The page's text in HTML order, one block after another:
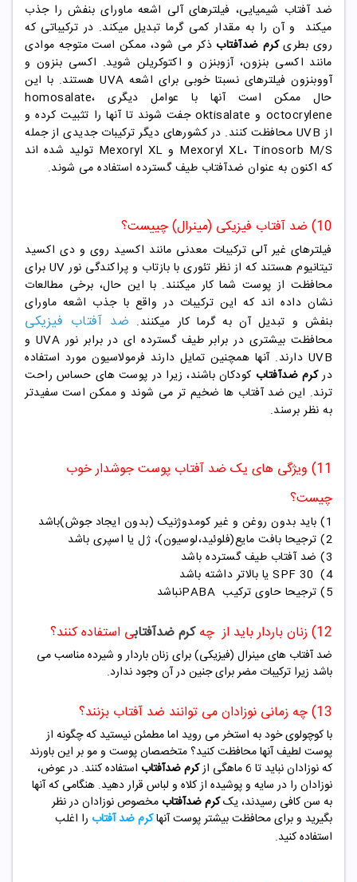
ضد آفتاب شیمیایی، فیلترهای آلی اشعه ماورای بنفش را جذب
میکند و آن را به مقدار کمی گرما تبدیل میکند. در ترکیباتی که
روی بطریکرم ضدآفتاب ذکر می شود، ممکن است متوجه موادی
مانند اکسی بنزون، آزوبنزن و اکتوکریلن شوید. اکسی بنزون و
آووبنزون فیلترهای نسبتا خوبی برای اشعه UVA هستند. با این
حال ممکن است آنها با عوامل دیگری homosalate،
octocrylene و oktisalate جفت شوند تا آنها را تثبیت کرده و
از UVB محافظت کنند. در کشورهای دیگر ترکیبات جدیدی از جمله
Mexoryl XL، Tinosorb M/S و Mexoryl XL تولید شده اند
که اکنون به عنوان ضدآفتاب طیف گسترده استفاده می شوند.
10) ضد آفتاب فیزیکی (مینرال) چییست؟
فیلترهای غیر آلی ترکیبات معدنی مانند اکسید روی و دی اکسید
تیتانیوم هستند که از نظر تئوری با بازتاب و پراکندگی نور UV برای
محافظت از پوست شما کار میکنند. با این حال، برخی مطالعات
نشان داده اند که این ترکیبات در واقع با جذب اشعه ماورای
بنفش و تبدیل آن به گرما کار میکنند. ضد آفتاب فیزیکی
محافظت بیشتری در برابر طیف گسترده ای در برابر نور UVA و
UVB دارند. آنها همچنین تمایل دارند فرمولاسیون مورد استفاده
درکرم ضدآفتاب کودکان باشند، زیرا در پوست های حساس راحت
ترند. این ضد آفتاب ها ضخیم تر می شوند و ممکن است سفیدتر
به نظر برسند.
11) ویژگی های یک ضد آفتاب پوست جوشدار خوب
چیست؟
1) باید بدون روغن و غیر کومدوژنیک (بدون ایجاد جوش)باشد
2) ترجیحا بافت مایع(فلوئید،لوسیون)، ژل یا اسپری باشد
3) ضد آفتاب طیف گسترده باشد
4)
30
SPF یا بالاتر داشته باشد
5) ترجیحا حاوی ترکیب
PABAنباشد
12) زنان باردار باید از چه کرم ضدآفتابی استفاده کنند؟
ضد آفتاب های مینرال (فیزیکی) برای زنان باردار و شیرده مناسب می
باشد زیرا ترکیبات مضر برای جنین در آن وجود ندارد.
13) چه زمانی نوزادان می توانند ضد آفتاب بزنند؟
با کوچولوی خود به استخر می روید اما مطمئن نیستید که چگونه از
پوست لطیف آنها محافظت کنید؟ متخصصان پوست و مو بر این باورند
که نوزادان نباید تا 6 ماهگی از
کرم ضدآفتاب استفاده کنند. در عوض،
نوزادان را در سایه و پوشیده از کلاه و لباس قرار دهید. هنگامی که آنها
به سن کافی رسیدند، یککرم ضدآفتاب مخصوص نوزادان در نظر
بگیرید و برای محافظت بیشتر پوست آنهاکرم ضد آفتاب را اغلب
استفاده کنید.